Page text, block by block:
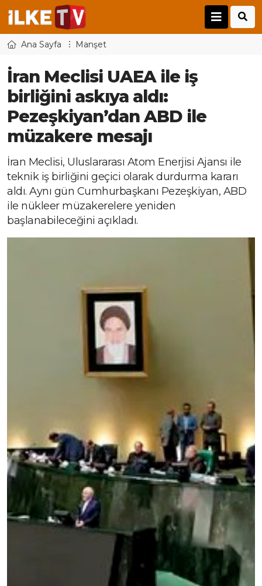
Ana Sayfa Manşet
İran Meclisi UAEA ile iş
birliğini askıya aldı:
Pezeşkiyan’dan ABD ile
müzakere mesajı
İran Meclisi, Uluslararası Atom Enerjisi Ajansı ile
teknik iş birliğini geçici olarak durdurma kararı
aldı. Aynı gün Cumhurbaşkanı Pezeşkiyan, ABD
ile nükleer müzakerelere yeniden
başlanabileceğini açıkladı.